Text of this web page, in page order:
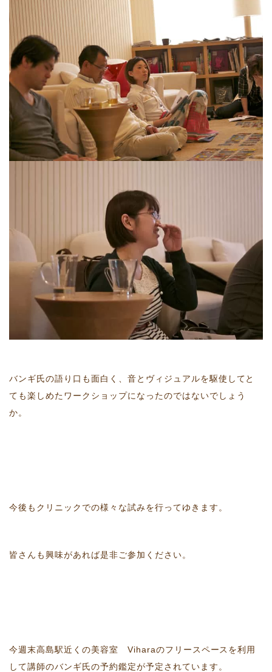
バンギ氏の語り口も面白く、音とヴィジュアルを駆使してと
ても楽しめたワークショップになったのではないでしょう
か。
今後もクリニックでの様々な試みを行ってゆきます。
皆さんも興味があれば是非ご参加ください。
今週末高島駅近くの美容室 Viharaのフリースペースを利用
して講師のバンギ氏の予約鑑定が予定されています。